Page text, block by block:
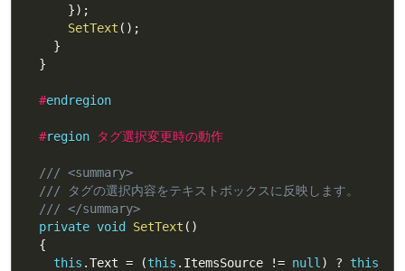
}) ;
SetText ( ) ;
}
}
#endregion
#region タグ選択変更時の動作
/// <summary>
/// タグの選択内容をテキストボックスに反映します。
/// </summary>
private void SetText ( )
{
this .Text = (this . ItemsSource != null ) ? this